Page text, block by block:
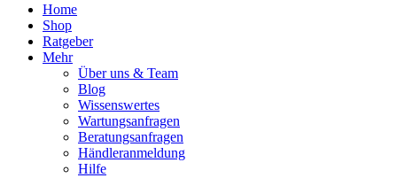
Home
Shop
Ratgeber
Mehr
Über uns & Team
Blog
Wissenswertes
Wartungsanfragen
Beratungsanfragen
Händleranmeldung
Hilfe